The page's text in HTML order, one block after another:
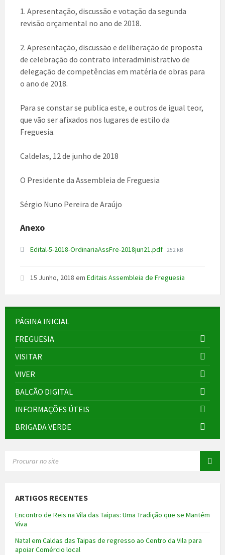
1. Apresentação, discussão e votação da segunda
revisão orçamental no ano de 2018.
2. Apresentação, discussão e deliberação de proposta
de celebração do contrato interadministrativo de
delegação de competências em matéria de obras para
o ano de 2018.
Para se constar se publica este, e outros de igual teor,
que vão ser afixados nos lugares de estilo da
Freguesia.
Caldelas, 12 de junho de 2018
O Presidente da Assembleia de Freguesia
Sérgio Nuno Pereira de Araújo
Anexo
Edital-5-2018-OrdinariaAssFre-2018jun21.pdf File
252 kB
15 Junho, 2018 em Editais Assembleia de Freguesia
PÁGINA INICIAL
FREGUESIA
VISITAR
VIVER
BALCÃO DIGITAL
INFORMAÇÕES ÚTEIS
BRIGADA VERDE
ARTIGOS RECENTES
Encontro de Reis na Vila das Taipas: Uma Tradição que se Mantém
Viva
Natal em Caldas das Taipas de regresso ao Centro da Vila para
apoiar Comércio local